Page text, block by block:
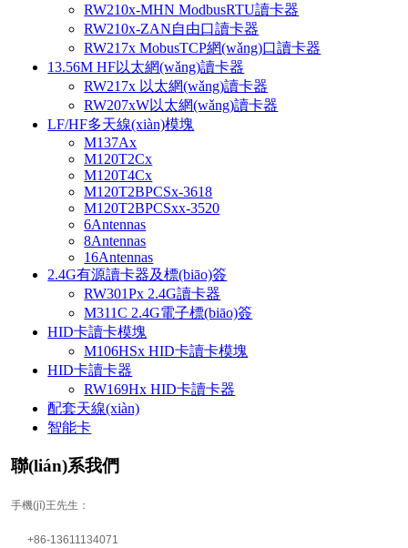
RW210x-MHN ModbusRTU讀卡器
RW210x-ZAN自由口讀卡器
RW217x MobusTCP網(wǎng)口讀卡器
13.56M HF以太網(wǎng)讀卡器
RW217x 以太網(wǎng)讀卡器
RW207xW以太網(wǎng)讀卡器
LF/HF多天線(xiàn)模塊
M137Ax
M120T2Cx
M120T4Cx
M120T2BPCSx-3618
M120T2BPCSxx-3520
6Antennas
8Antennas
16Antennas
2.4G有源讀卡器及標(biāo)簽
RW301Px 2.4G讀卡器
M311C 2.4G電子標(biāo)簽
HID卡讀卡模塊
M106HSx HID卡讀卡模塊
HID卡讀卡器
RW169Hx HID卡讀卡器
配套天線(xiàn)
智能卡
聯(lián)系我們
手機(jī)王先生：
+86-13611134071